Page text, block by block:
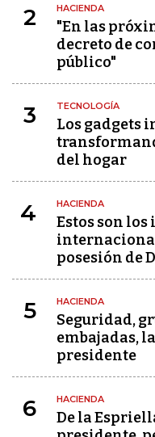
2 HACIENDA
"En las
decreto de
público"
3 TECNOLOGÍA
Los gadgets
del hogar
4 HACIENDA
Estos son
posesión de
5 HACIENDA
Seguridad,
embajadas,
presidente
6 HACIENDA
De la